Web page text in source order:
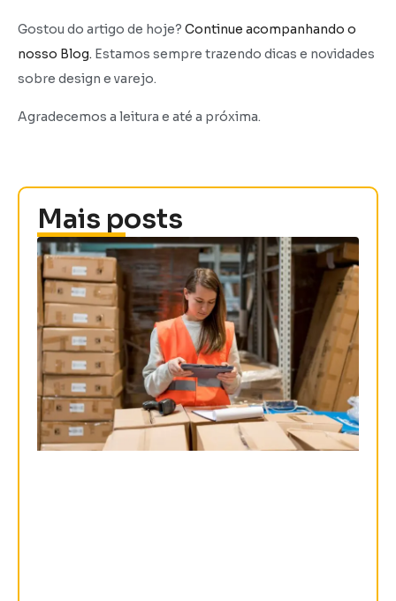
Gostou do artigo de hoje? Continue acompanhando o
nosso Blog. Estamos sempre trazendo dicas e novidades
sobre design e varejo.
Agradecemos a leitura e até a próxima.
Mais posts